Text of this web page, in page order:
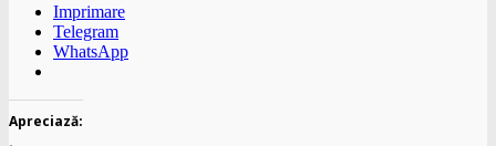
Imprimare
Telegram
WhatsApp
Apreciază: